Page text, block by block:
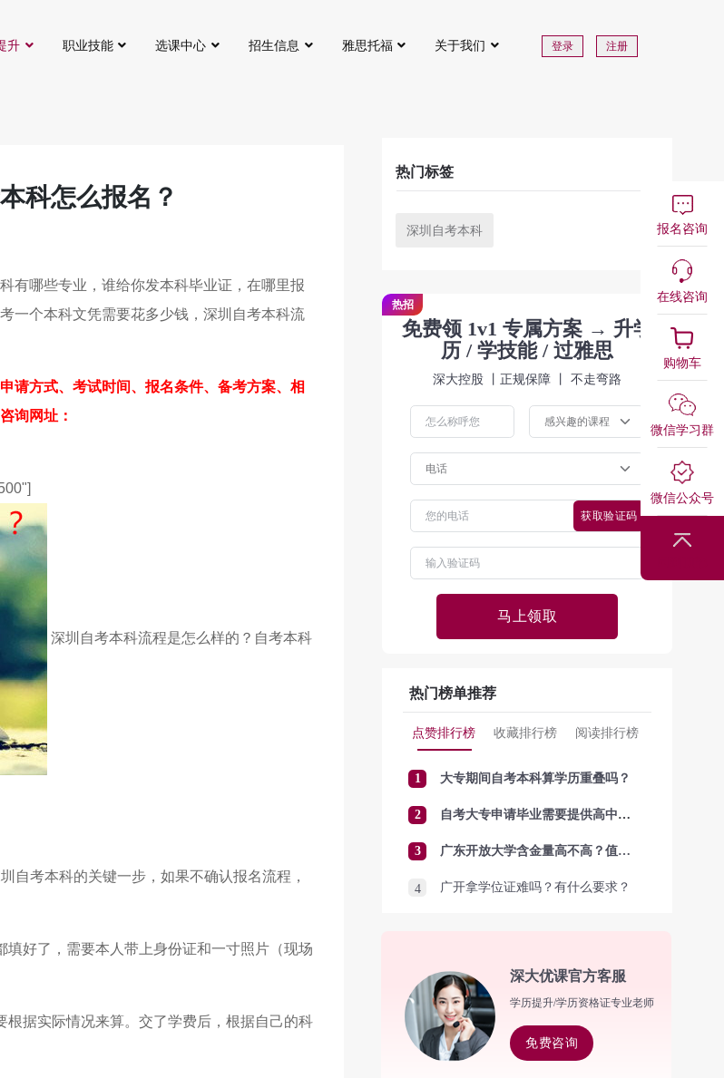
升 职业技能 选课中心 招生信息 雅思托福 关于我们 登录 注册
科怎么报名？
有哪些专业，谁给你发本科毕业证，在哪里报
一个本科文凭需要花多少钱，深圳自考本科流
请方式、考试时间、报名条件、备考方案、相
询网址：
深圳自考本科流程是怎么样的？自考本科
自考本科的关键一步，如果不确认报名流程，
好了，需要本人带上身份证和一寸照片（现场
据实际情况来算。交了学费后，根据自己的科
热门标签
深圳自考本科
免费领 1v1 专属方案 → 升学
历 / 学技能 / 过雅思
深大控股 丨正规保障 丨 不走弯路
热招
获取验证码
马上领取
热门榜单推荐
点赞排行榜 收藏排行榜 阅读排行榜
1 大专期间自考本科算学历重叠吗？
2 自考大专申请毕业需要提供高中毕业证吗？
3 广东开放大学含金量高不高？值得报考吗？
4 广开拿学位证难吗？有什么要求？
深大优课官方客服
学历提升/学历资格证专业老师
免费咨询
报名咨询
在线咨询
购物车
微信学习群
微信公众号